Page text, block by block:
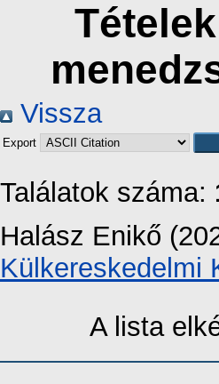
Vissza
Export
Találatok száma:
Halász Enikő
Külkereskedelmi
A lista